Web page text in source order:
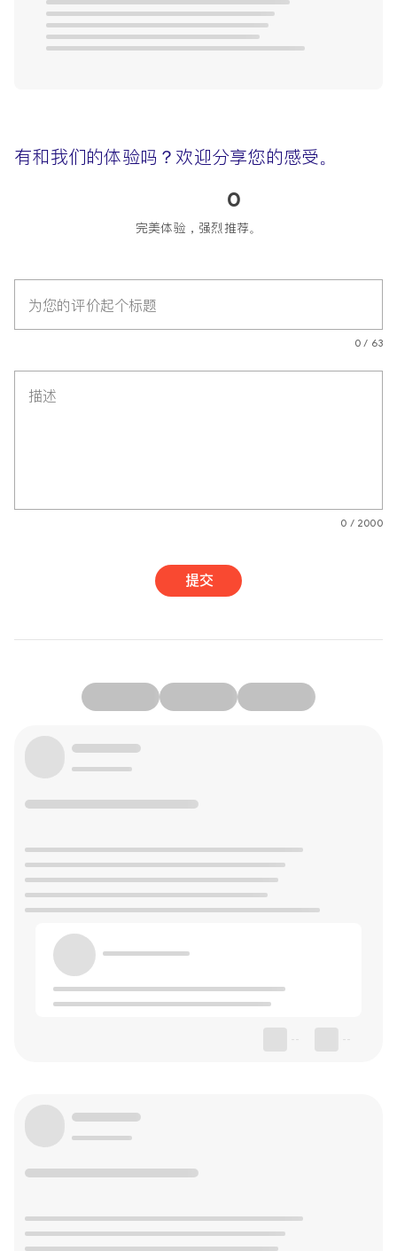
有和我们的体验吗？欢迎分享您的感受。
0
完美体验，强烈推荐。
为您的评价起个标题
0 / 63
描述
0 / 2000
提交